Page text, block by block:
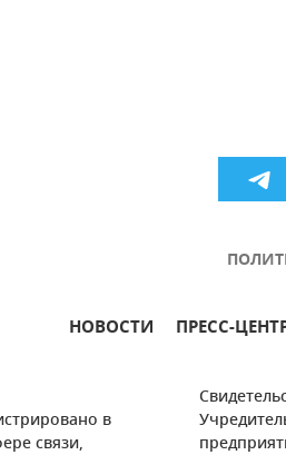
НОВОСТИ ПРЕСС-
в
связи,